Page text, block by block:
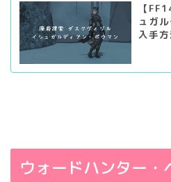
【
ュガ
入手方
ウォードハンター・